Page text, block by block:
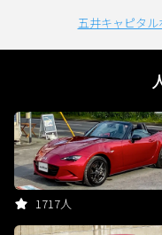
五井キャピタ
1717人